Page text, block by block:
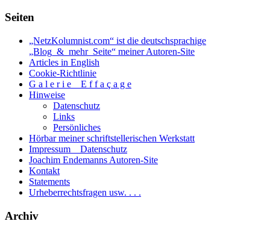
Seiten
„NetzKolumnist.com“ ist die deutschsprachige
„Blog_&_mehr_Seite“ meiner Autoren-Site
Articles in English
Cookie-Richtlinie
G a l e r i e _ E f f a ç a g e
Hinweise
Datenschutz
Links
Persönliches
Hörbar meiner schriftstellerischen Werkstatt
Impressum _ Datenschutz
Joachim Endemanns Autoren-Site
Kontakt
Statements
Urheberrechtsfragen usw. . . .
Archiv